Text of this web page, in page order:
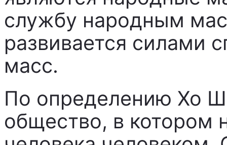
службу народным
развивается силами
масс.
По определению Хо
общество, в котором